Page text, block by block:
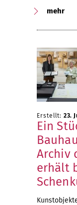
mehr
Erstellt: 23.
Ein
Archiv
erhält